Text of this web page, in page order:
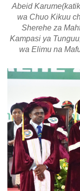
Abeid
wa Chuo Kikuu
Sherehe za
Kampasi ya
wa Elimu na